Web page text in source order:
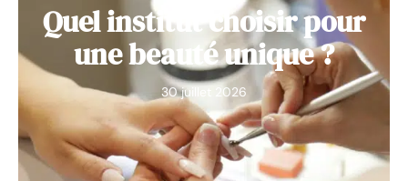
Quel institut choisir pour
une beauté unique ?
30 juillet 2026